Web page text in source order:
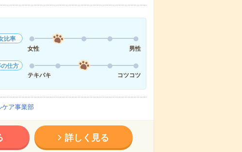
比率
女性
男性
仕方
テキパキ
コツコツ
ア事業部
詳しく見る